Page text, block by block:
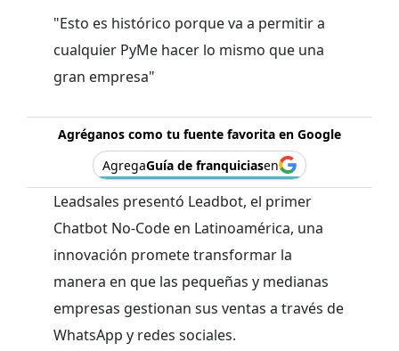
"Esto es histórico porque va a permitir a
cualquier PyMe hacer lo mismo que una
gran empresa"
Agréganos como tu fuente favorita en Google
AgregaGuía de franquiciasen
Leadsales presentó Leadbot, el primer
Chatbot No-Code en Latinoamérica, una
innovación promete transformar la
manera en que las pequeñas y medianas
empresas gestionan sus ventas a través de
WhatsApp y redes sociales.